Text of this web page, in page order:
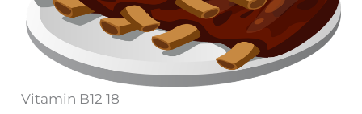
Vitamin B12 18